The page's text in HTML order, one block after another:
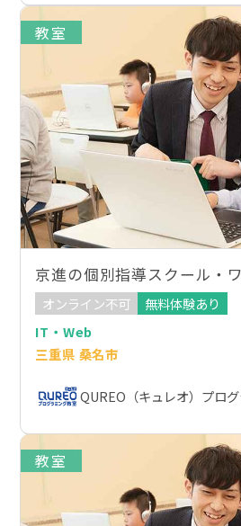
教室
京進の個別指導スクール・
オンライン不可
無料体験あり
IT・Web
三重県 桑名市
QUREO（キュレオ）プロ
教室